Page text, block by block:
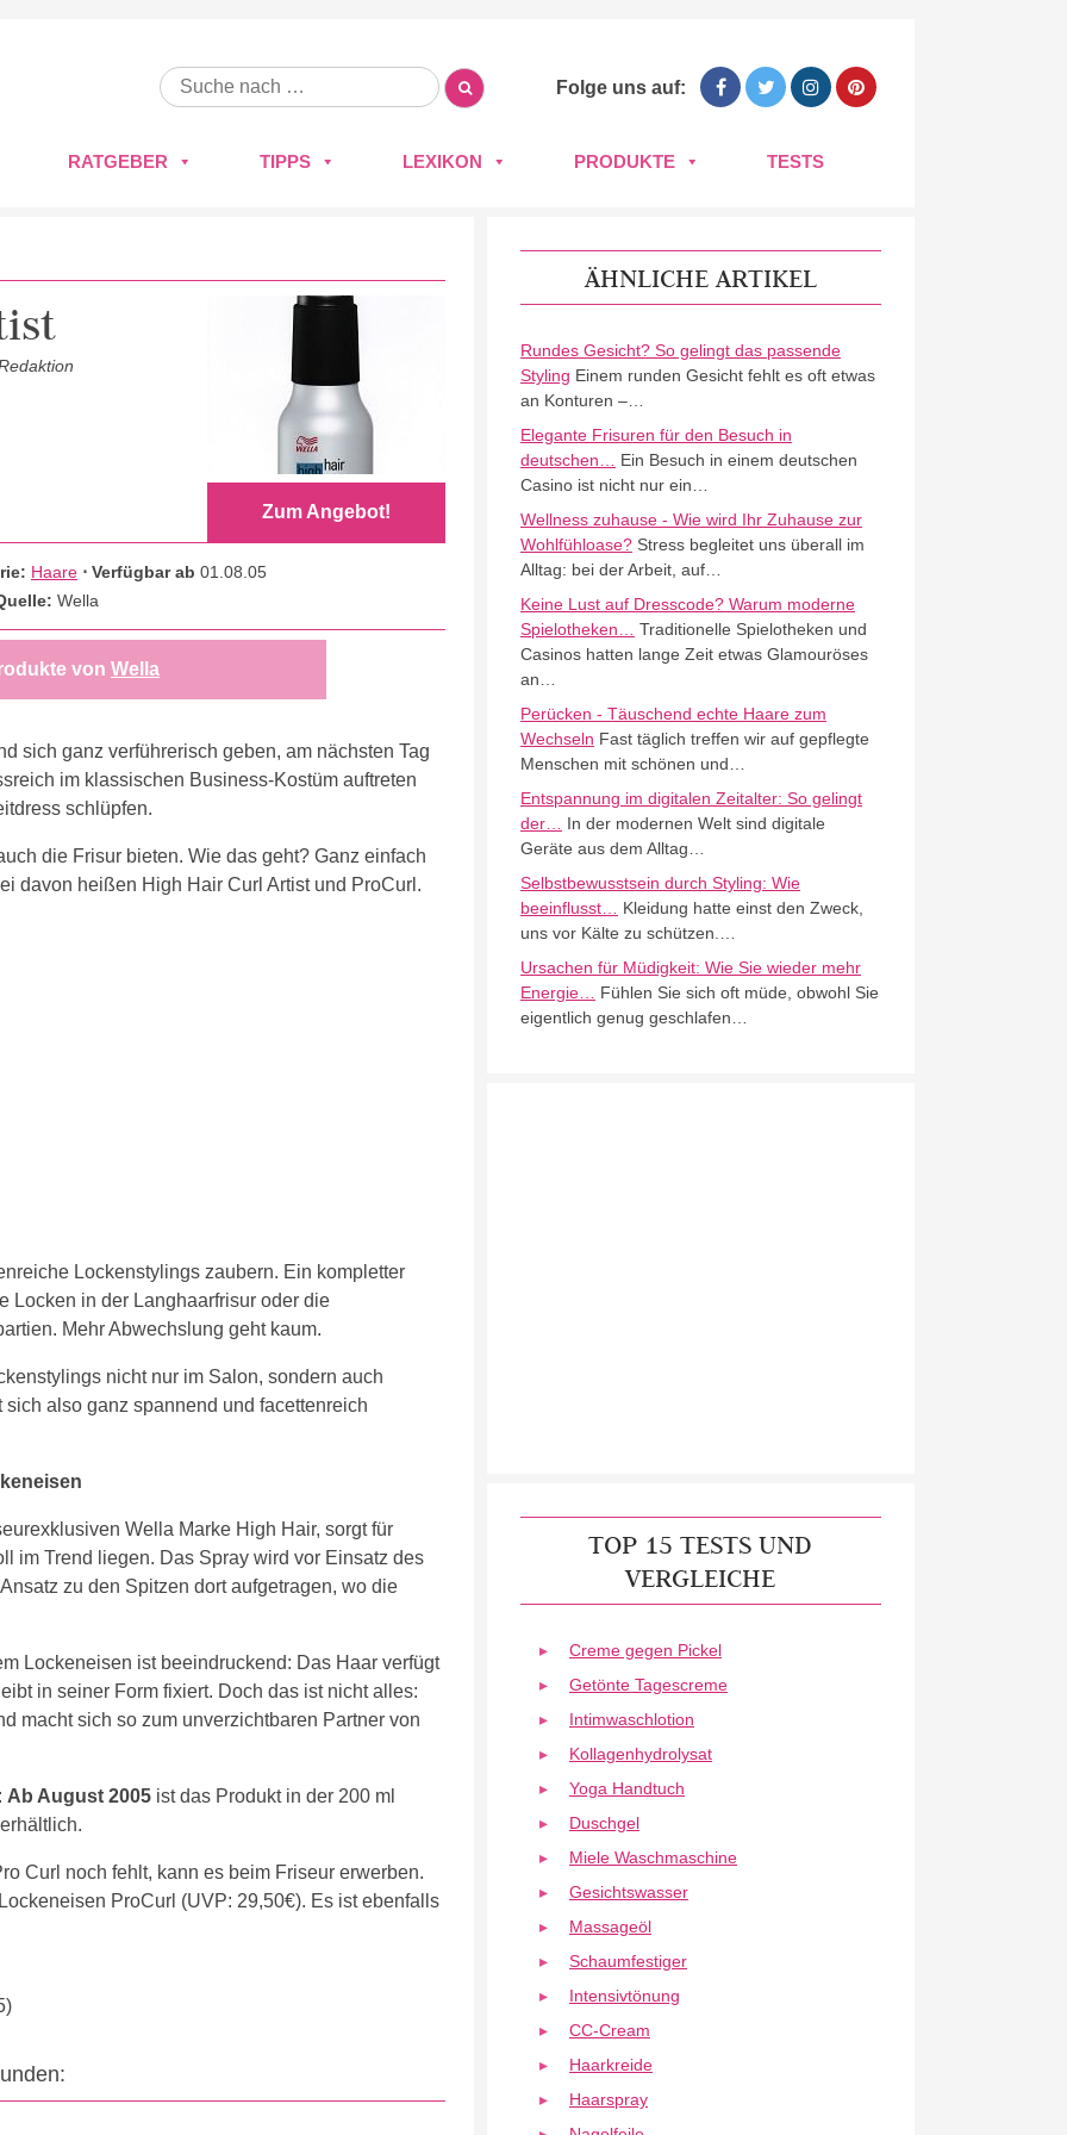
Folge uns auf:
RATGEBER TIPPS LEXIKON PRODUKTE TESTS
Zum Angebot!
Haare ⋅ Verfügbar ab01.08.05
Wella
vonWella
sich ganz verführerisch geben, am nächsten Tag
im klassischen Business-Kostüm auftreten
schlüpfen.
die Frisur bieten. Wie das geht? Ganz einfach
davon heißen High Hair Curl Artist und ProCurl.
Lockenstylings zaubern. Ein kompletter
Locken in der Langhaarfrisur oder die
Mehr Abwechslung geht kaum.
nicht nur im Salon, sondern auch
also ganz spannend und facettenreich
Wella Marke High Hair, sorgt für
im Trend liegen. Das Spray wird vor Einsatz des
zu den Spitzen dort aufgetragen, wo die
Lockeneisen ist beeindruckend: Das Haar verfügt
in seiner Form fixiert. Doch das ist nicht alles:
macht sich so zum unverzichtbaren Partner von
Ab August 2005 ist das Produkt in der 200 ml
Curl noch fehlt, kann es beim Friseur erwerben.
ProCurl (UVP: 29,50€). Es ist ebenfalls
ÄHNLICHE ARTIKEL
Rundes Gesicht? So gelingt das passende
Styling Einem runden Gesicht fehlt es oft etwas
an Konturen –…
Elegante Frisuren für den Besuch in
deutschen…
Ein Besuch in einem deutschen
Casino ist nicht nur ein…
Wellness zuhause - Wie wird Ihr Zuhause zur
Wohlfühloase?Stress begleitet uns überall im
Alltag: bei der Arbeit, auf…
Keine Lust auf Dresscode? Warum moderne
Spielotheken…
Traditionelle Spielotheken und
Casinos hatten lange Zeit etwas Glamouröses
an…
Perücken - Täuschend echte Haare zum
Wechseln Fast täglich treffen wir auf gepflegte
Menschen mit schönen und…
Entspannung im digitalen Zeitalter: So gelingt
der…
In der modernen Welt sind digitale
Geräte aus dem Alltag…
Selbstbewusstsein durch Styling: Wie
beeinflusst…
Kleidung hatte einst den Zweck,
uns vor Kälte zu schützen.…
Ursachen für Müdigkeit: Wie Sie wieder mehr
Energie…
Fühlen Sie sich oft müde, obwohl Sie
eigentlich genug geschlafen…
TOP 15 TESTS UND
VERGLEICHE
Creme gegen Pickel
Getönte Tagescreme
Intimwaschlotion
Kollagenhydrolysat
Yoga Handtuch
Duschgel
Miele Waschmaschine
Gesichtswasser
Massageöl
Schaumfestiger
Intensivtönung
CC-Cream
Haarkreide
Haarspray